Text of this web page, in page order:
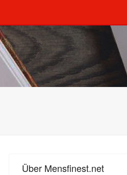
Über Mensfinest.net